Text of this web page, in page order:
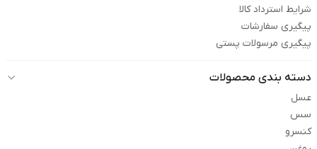
شرایط استرداد کالا
پیگیری سفارشات
پیگیری مرسولات پستی
دسته بندی محصولات
عسل
سس
کنسرو